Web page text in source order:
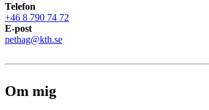
Telefon
+46 8 790 74 72
E-post
pethag@kth.se
Om mig